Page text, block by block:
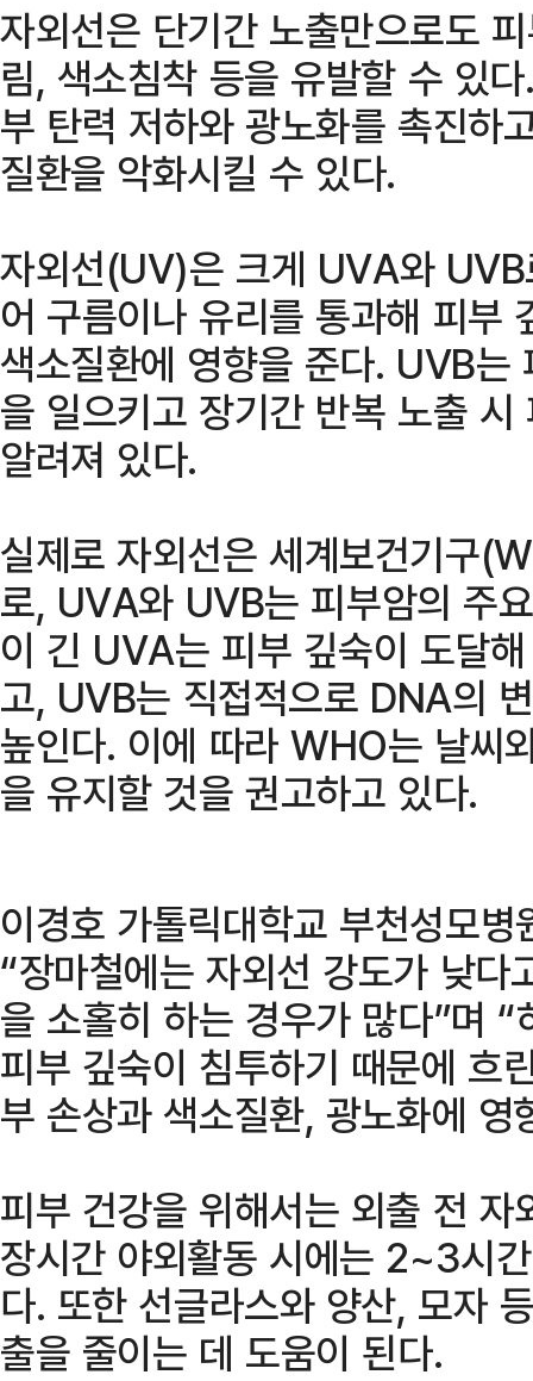
자외선은 단기간 노출만으로도
림, 색소침착 등을 유발할 수 있
부 탄력 저하와 광노화를 촉진하
질환을 악화시킬 수 있다.
자외선(UV)은 크게 UVA와
어 구름이나 유리를 통과해 피부
색소질환에 영향을 준다. UVB는
을 일으키고 장기간 반복 노출
알려져 있다.
실제로 자외선은 세계보건기구
로, UVA와 UVB는 피부암의 주
이 긴 UVA는 피부 깊숙이 도달
고, UVB는 직접적으로 DNA의
높인다. 이에 따라 WHO는 날씨
을 유지할 것을 권고하고 있다.
이경호 가톨릭대학교 부천성모
“장마철에는 자외선 강도가 낮
을 소홀히 하는 경우가 많다”며
피부 깊숙이 침투하기 때문에 흐
부 손상과 색소질환, 광노화에
피부 건강을 위해서는 외출 전
장시간 야외활동 시에는 2~3시
다. 또한 선글라스와 양산, 모자
출을 줄이는 데 도움이 된다.